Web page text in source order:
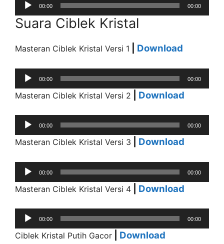
Player
00:00 00:00
Suara Ciblek Kristal
Masteran Ciblek Kristal Versi 1 Download
Audio
Player
00:00 00:00
Masteran Ciblek Kristal Versi 2 Download
Audio
Player
00:00 00:00
Masteran Ciblek Kristal Versi 3 Download
Audio
Player
00:00 00:00
Masteran Ciblek Kristal Versi 4 Download
Audio
Player
00:00 00:00
Ciblek Kristal Putih Gacor Download